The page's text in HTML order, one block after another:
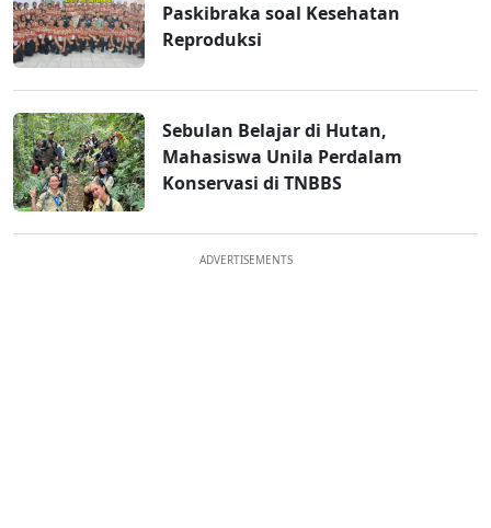
Paskibraka soal Kesehatan
Reproduksi
Sebulan Belajar di Hutan,
Mahasiswa Unila Perdalam
Konservasi di TNBBS
ADVERTISEMENTS